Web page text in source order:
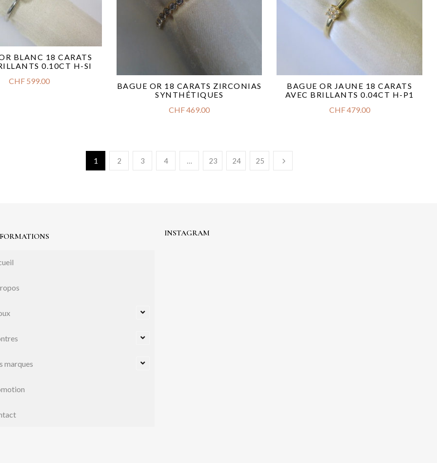
BLANC 18 CARATS
0.10CT H-SI
CHF599.00
BAGUE OR 18 CARATS ZIRCONIAS
SYNTHÉTIQUES
CHF469.00
BAGUE OR JAUNE 18 CARATS
AVEC BRILLANTS 0.04CT H-P1
CHF479.00
1 2 3 4 … 23 24 25
marques
INSTAGRAM